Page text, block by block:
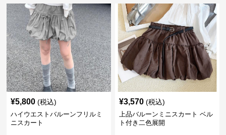
¥5,800 (税込)
ハイウエストバルーンフリルミ
ニスカート
¥3,570 (税込)
上品バルーンミニスカート ベル
ト付き二色展開